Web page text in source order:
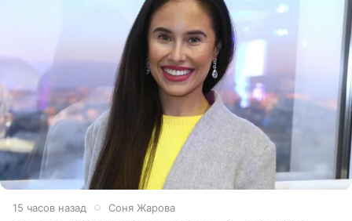
15 часов назад Соня Жарова